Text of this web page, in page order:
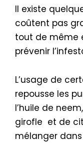
Il existe
coûtent pas
tout de même
prévenir
L’usage de
repousse les
l’huile de
girofle et de
mélanger